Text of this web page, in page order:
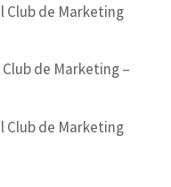
Club de Marketing
de Marketing –
Club de Marketing